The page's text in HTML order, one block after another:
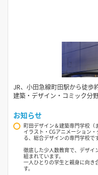
JR、小田急線町田駅から徒歩
建築・デザイン・コミック分
お知らせ
町田デザイン＆建築専門学校（
イラスト・CGアニメーション
る、総合デザインの専門学校で
徹底した少人数教育で、デザイ
組まれています。
一人ひとりの学生と親身に向き
す。